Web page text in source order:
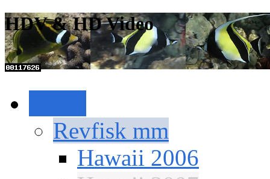
HDV & HD Video
Revfisk mm
Hawaii 2006